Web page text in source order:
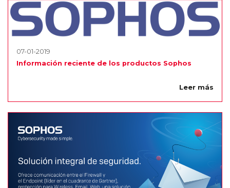
07-01-2019
Información reciente de los productos Sophos
Leer más